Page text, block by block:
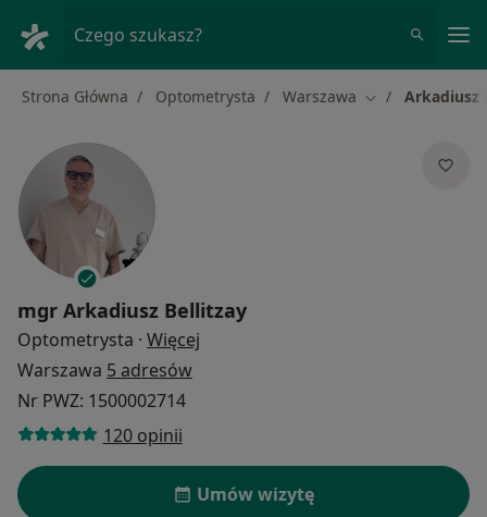
Czego szukasz?
Strona Główna Optometrysta Warszawa Zmień miasto
Arkadiusz
mgr Arkadiusz Bellitzay
Optometrysta · Więcej
Warszawa 5 adresów
Nr PWZ: 1500002714
120 opinii
Umów wizytę